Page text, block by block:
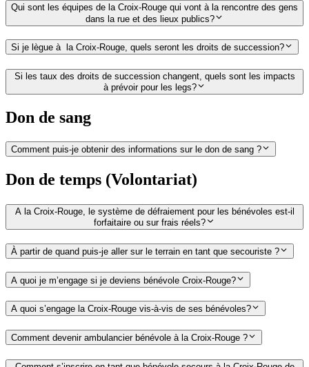
Qui sont les équipes de la Croix-Rouge qui vont à la rencontre des gens
dans la rue et des lieux publics?
Si je lègue à la Croix-Rouge, quels seront les droits de succession?
Si les taux des droits de succession changent, quels sont les impacts
à prévoir pour les legs?
Don de sang
Comment puis-je obtenir des informations sur le don de sang ?
Don de temps (Volontariat)
A la Croix-Rouge, le système de défraiement pour les bénévoles est-il
forfaitaire ou sur frais réels?
À partir de quand puis-je aller sur le terrain en tant que secouriste ?
A quoi je m’engage si je deviens bénévole Croix-Rouge?
A quoi s’engage la Croix-Rouge vis-à-vis de ses bénévoles?
Comment devenir ambulancier bénévole à la Croix-Rouge ?